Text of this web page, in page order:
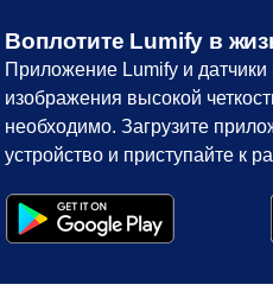
Воплотите Lumify в
Приложение Lumify и датчики
изображения высокой
необходимо. Загрузите
устройство и приступайте к